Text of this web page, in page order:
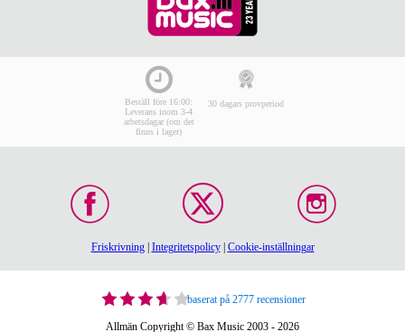
Beställ före 16:00:
Leverans inom 3-4
arbetsdagar (om det
finns i lager)
30 dagars provperiod
Friskrivning| Integritetspolicy| Cookie-inställningar
baserat på 2777 recensioner
Allmän Copyright © Bax Music 2003 - 2026